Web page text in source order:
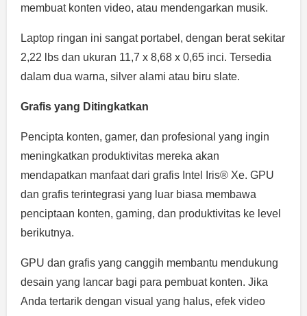
membuat konten video, atau mendengarkan musik.
Laptop ringan ini sangat portabel, dengan berat sekitar
2,22 lbs dan ukuran 11,7 x 8,68 x 0,65 inci. Tersedia
dalam dua warna, silver alami atau biru slate.
Grafis yang Ditingkatkan
Pencipta konten, gamer, dan profesional yang ingin
meningkatkan produktivitas mereka akan
mendapatkan manfaat dari grafis Intel Iris® Xe. GPU
dan grafis terintegrasi yang luar biasa membawa
penciptaan konten, gaming, dan produktivitas ke level
berikutnya.
GPU dan grafis yang canggih membantu mendukung
desain yang lancar bagi para pembuat konten. Jika
Anda tertarik dengan visual yang halus, efek video